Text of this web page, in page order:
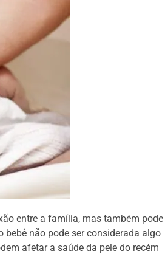
entre a família, mas também pode
bebê não pode ser considerada algo
afetar a saúde da pele do recém